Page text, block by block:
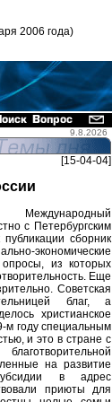
2006 года)
9.8.2026
[15-04-04]
с Петербургским
сборник
экономические
из которых
Еще
Советская
благ, а
христианское
м году специальным
и это в стране с
на развитие
в адрес
приюты для